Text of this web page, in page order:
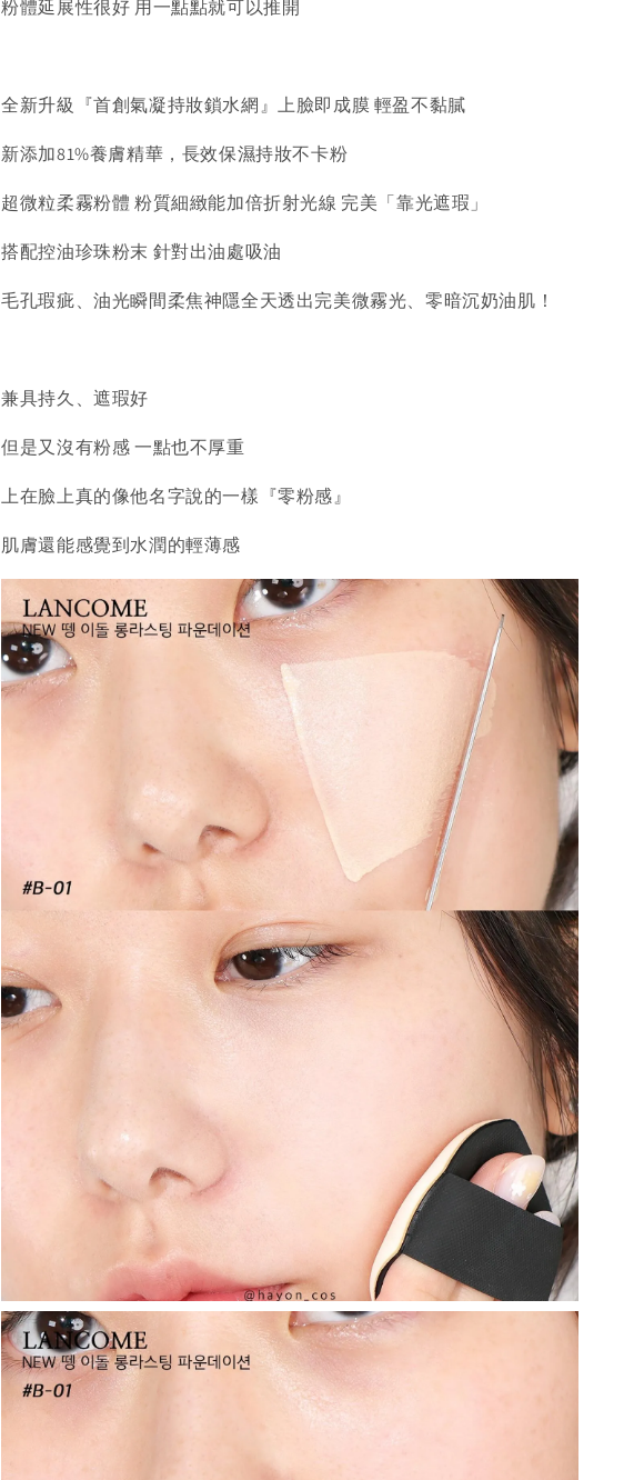
粉體延展性很好 用一點點就可以推開
全新升級『首創氣凝持妝鎖水網』上臉即成膜 輕盈不黏膩
新添加81%養膚精華，長效保濕持妝不卡粉
超微粒柔霧粉體 粉質細緻能加倍折射光線 完美「靠光遮瑕」
搭配控油珍珠粉末 針對出油處吸油
毛孔瑕疵、油光瞬間柔焦神隱全天透出完美微霧光、零暗沉奶油肌！
兼具持久、遮瑕好
但是又沒有粉感 一點也不厚重
上在臉上真的像他名字說的一樣『零粉感』
肌膚還能感覺到水潤的輕薄感